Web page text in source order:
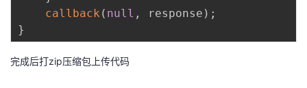
callback ( null , response ) ;
}
完成后打zip压缩包上传代码